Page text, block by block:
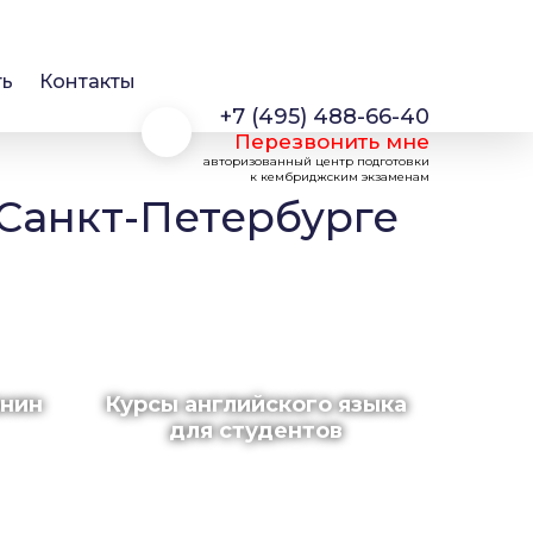
Контакты
+7 (495) 488-66-40
Перезвонить мне
авторизованный центр подготовки
к кембриджским экзаменам
Петербурге
Курсы английского языка
для студентов